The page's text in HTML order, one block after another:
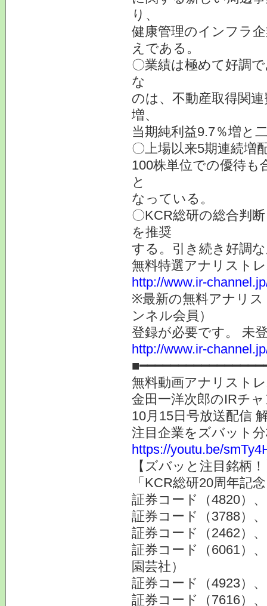
り、
健康管理のインフラ
えである。
〇業績は極めて好調
な
のは、不動産取得関
増、
当期純利益9.7％増と
〇上場以来5期連続増
100株単位での優待も
と
なっている。
〇KCR総研の総合判
を推奨
する。引き続き好調
無料特選アナリスト
http://www.ir-
※最新の無料アナリ
ンネル会員）
登録が必要です。 未
http://www.ir-
無料動画アナリスト
金田一洋次郎のIRチ
10月15日号放送配信
注目企業をズバット
https://youtu.be/
【ズバッと注目銘柄
「KCR総研20周年記
証券コード（4820）
証券コード（3788）
証券コード（2462）
証券コード（6061）
園芸社）
証券コード（4923）
証券コード（7616）